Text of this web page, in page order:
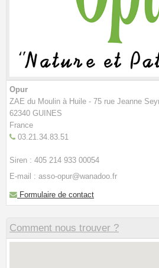
Opur
ZAE du Moulin à Huile - 75 rue Jeanne
62340 GUINES
France
03.21.34.83.51
Siren : 405 214 933 00054
E-mail : asso-opur@wanadoo.fr
Formulaire de contact
Comment nous trouver ?